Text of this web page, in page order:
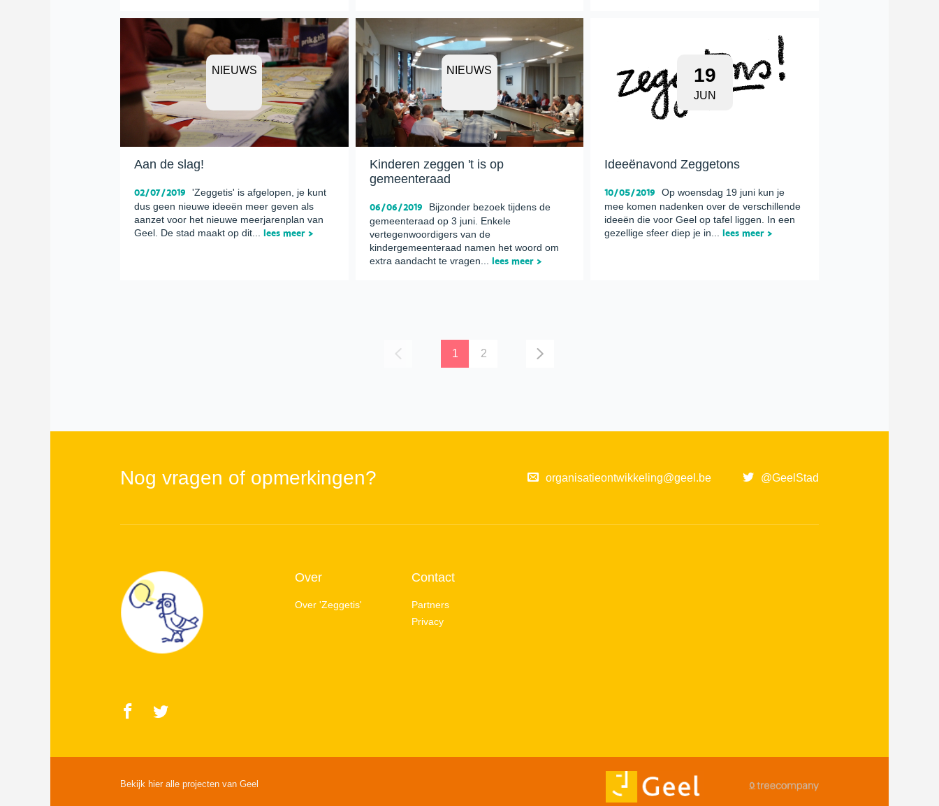
NIEUWS
Aan de slag!
02/07/2019
'Zeggetis' is afgelopen, je kunt
dus geen nieuwe ideeën meer geven als
aanzet voor het nieuwe meerjarenplan van
Geel. De stad maakt op dit... lees meer >
NIEUWS
Kinderen zeggen 't is op
gemeenteraad
06/06/2019
Bijzonder bezoek tijdens de
gemeenteraad op 3 juni. Enkele
vertegenwoordigers van de
kindergemeenteraad namen het woord om
extra aandacht te vragen... lees meer >
19
JUN
Ideeënavond Zeggetons
10/05/2019
Op woensdag 19 juni kun je
mee komen nadenken over de verschillende
ideeën die voor Geel op tafel liggen. In een
gezellige sfeer diep je in...lees meer >
1 2
Nog vragen of opmerkingen? organisatieontwikkeling@geel.be @GeelStad
Over
Over 'Zeggetis'
Contact
Partners
Privacy
Bekijk hier alle projecten van Geel